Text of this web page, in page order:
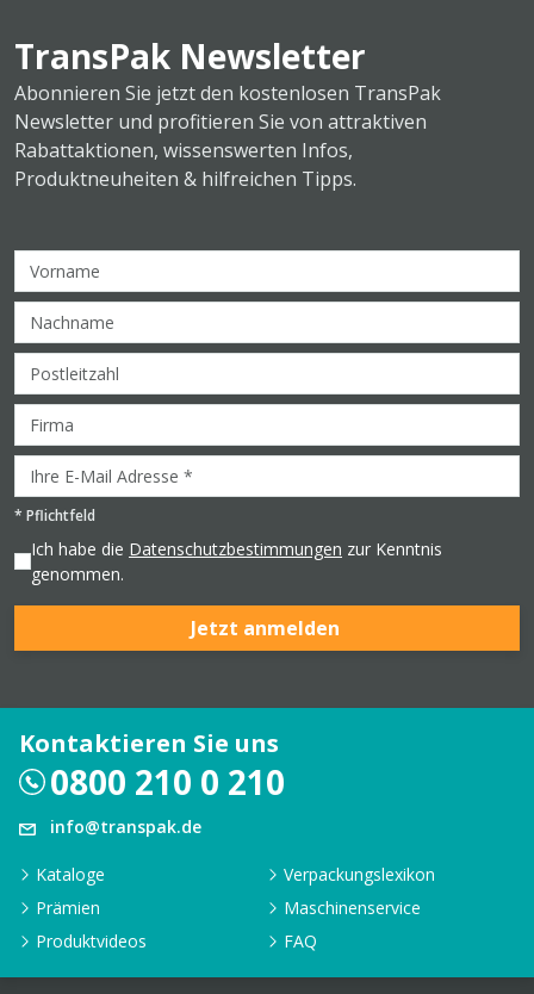
TransPak Newsletter
Abonnieren Sie jetzt den kostenlosen TransPak
Newsletter und profitieren Sie von attraktiven
Rabattaktionen, wissenswerten Infos,
Produktneuheiten & hilfreichen Tipps.
* Pflichtfeld
Ich habe die Datenschutzbestimmungen zur Kenntnis
genommen.
Jetzt anmelden
Kontaktieren Sie uns
0800 210 0 210
info@transpak.de
Kataloge
Verpackungslexikon
Prämien
Maschinenservice
Produktvideos
FAQ